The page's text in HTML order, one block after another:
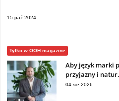
15 paź 2024
Tylko w OOH magazine
Aby język marki
przyjazny i
04 sie 2026